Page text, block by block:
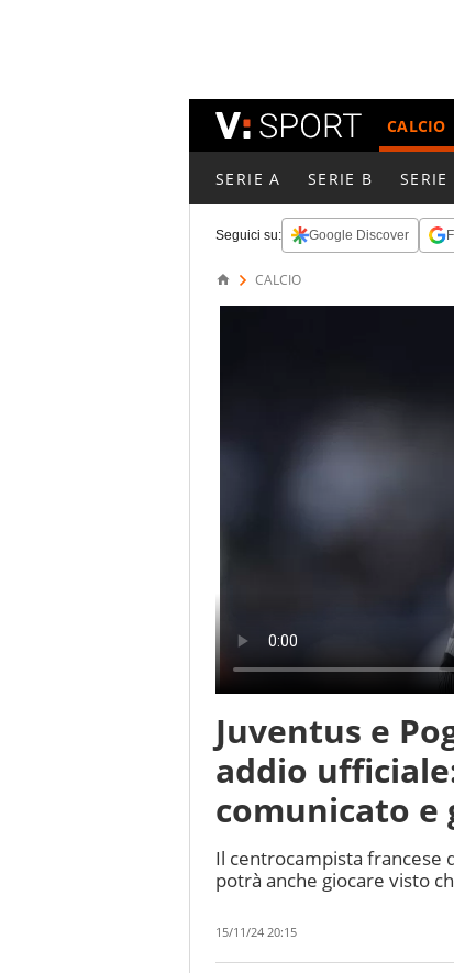
CALCIO
SERIE A SERIE B SERIE
Seguici su: Google Discover
CALCIO
Juventus e
addio
comunicato e
Il centrocampista francese
potrà anche giocare visto
15/11/24 20:15